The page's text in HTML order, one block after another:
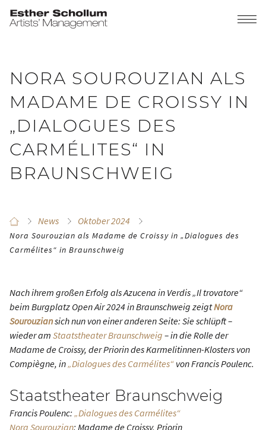
NORA SOUROUZIAN ALS
MADAME DE CROISSY IN
„DIALOGUES DES
CARMÉLITES“ IN
BRAUNSCHWEIG
News Oktober 2024
Nora Sourouzian als Madame de Croissy in „Dialogues des
Carmélites“ in Braunschweig
Nach ihrem großen Erfolg als Azucena in Verdis „Il trovatore“
beim Burgplatz Open Air 2024 in Braunschweig zeigtNora
Sourouziansich nun von einer anderen Seite: Sie schlüpft –
wieder am Staatstheater Braunschweig – in die Rolle der
Madame de Croissy, der Priorin des Karmelitinnen-Klosters von
Compiègne, in„Dialogues des Carmélites“ von Fran­cis Poulenc.
Staatstheater Braunschweig
Francis Poulenc: „Dialogues des Carmélites“
Nora Sourouzian: Madame de Croissy, Priorin